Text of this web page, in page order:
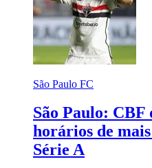
São Paulo FC
São Paulo: CBF
horários de
Série A